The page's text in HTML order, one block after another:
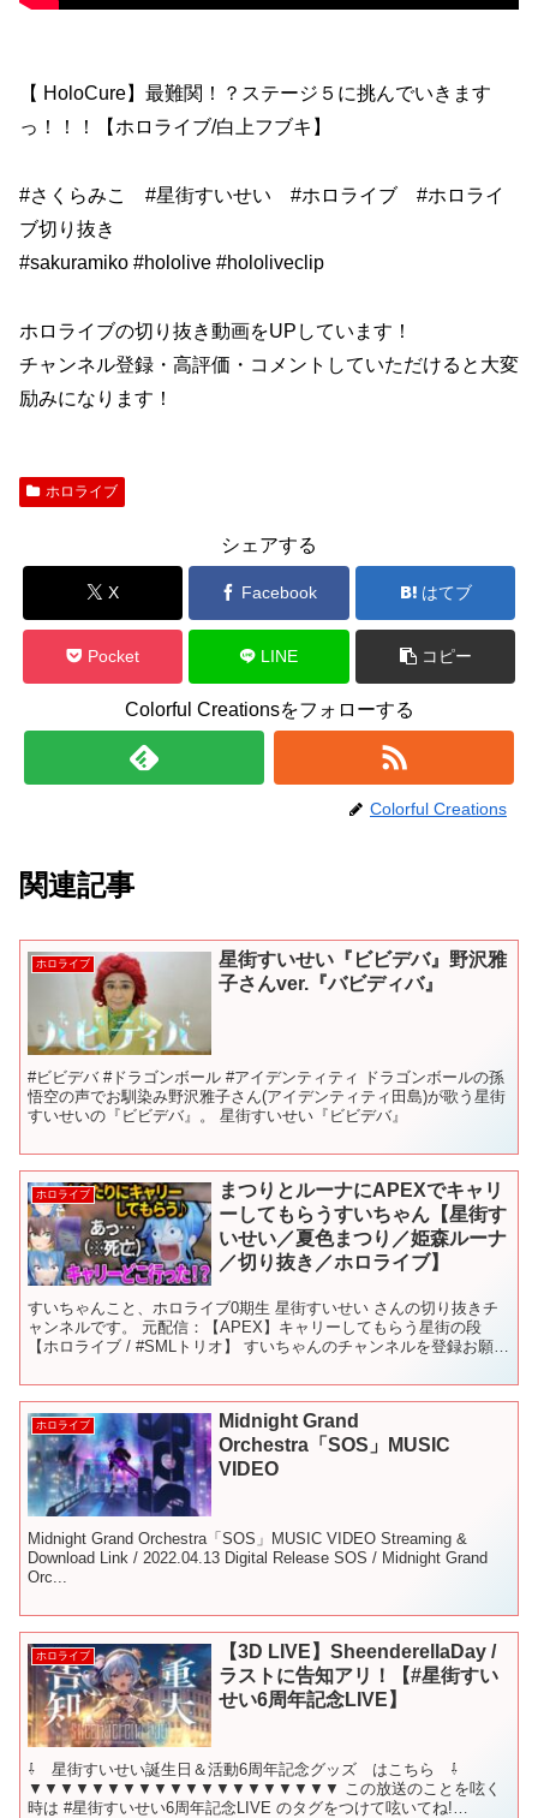
【 HoloCure】最難関！？ステージ５に挑んでいきます
っ！！！【ホロライブ/白上フブキ】
#さくらみこ #星街すいせい #ホロライブ #ホロライ
ブ切り抜き
#sakuramiko #hololive #hololiveclip
ホロライブの切り抜き動画をUPしています！
チャンネル登録・高評価・コメントしていただけると大変
励みになります！
ホロライブ
シェアする
X Facebook はてブ
Pocket LINE コピー
Colorful Creationsをフォローする
Colorful Creations
関連記事
ホロライブ
星街すいせい『ビビデバ』野沢雅
子さんver.『バビディバ』
#ビビデバ #ドラゴンボール #アイデンティティ ドラゴンボールの孫
悟空の声でお馴染み野沢雅子さん(アイデンティティ田島)が歌う星街
すいせいの『ビビデバ』。 星街すいせい『ビビデバ』
ホロライブ
まつりとルーナにAPEXでキャリ
ーしてもらうすいちゃん【星街す
いせい／夏色まつり／姫森ルーナ
／切り抜き／ホロライブ】
すいちゃんこと、ホロライブ0期生 星街すいせい さんの切り抜きチ
ャンネルです。 元配信：【APEX】キャリーしてもらう星街の段
【ホロライブ / #SMLトリオ】 すいちゃんのチャンネルを登録お願い
ホロライブ
Midnight Grand
Orchestra「SOS」MUSIC
VIDEO
Midnight Grand Orchestra「SOS」MUSIC VIDEO Streaming &
Download Link / 2022.04.13 Digital Release SOS / Midnight Grand
Orc...
ホロライブ
【3D LIVE】SheenderellaDay /
ラストに告知アリ！【#⁠星街すい
せい6周年記念LIVE】
⇩ 星街すいせい誕生日＆活動6周年記念グッズ はこちら ⇩
▼▼▼▼▼▼▼▼▼▼▼▼▼▼▼▼▼▼▼▼ この放送のことを呟く
時は #⁠星街すいせい6周年記念LIVE のタグをつけて呟いてね!